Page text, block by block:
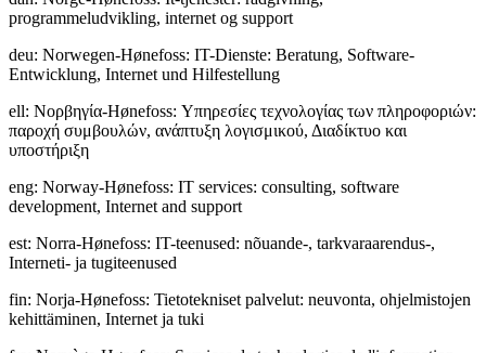
programmeludvikling, internet og support
deu: Norwegen-Hønefoss: IT-Dienste: Beratung, Software-
Entwicklung, Internet und Hilfestellung
ell: Νορβηγία-Hønefoss: Υπηρεσίες τεχνολογίας των πληροφοριών:
παροχή συμβουλών, ανάπτυξη λογισμικού, Διαδίκτυο και
υποστήριξη
eng: Norway-Hønefoss: IT services: consulting, software
development, Internet and support
est: Norra-Hønefoss: IT-teenused: nõuande-, tarkvaraarendus-,
Interneti- ja tugiteenused
fin: Norja-Hønefoss: Tietotekniset palvelut: neuvonta, ohjelmistojen
kehittäminen, Internet ja tuki